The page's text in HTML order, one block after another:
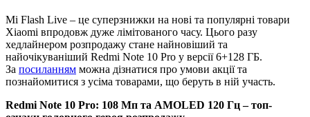
Mi Flash Live – це суперзнижки на нові та популярні товари
Xiaomi впродовж дуже лімітованого часу. Цього разу
хедлайнером розпродажу стане найновіший та
найочікуваніший Redmi Note 10 Pro у версії 6+128 ГБ.
За посиланням можна дізнатися про умови акції та
познайомитися з усіма товарами, що беруть в ній участь.
Redmi Note 10 Pro: 108 Мп та AMOLED 120 Гц – топ-